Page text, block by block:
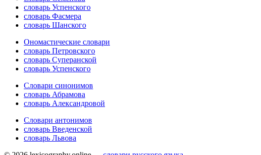
словарь Успенского
словарь Фасмера
словарь Шанского
Ономастические словари
словарь Петровского
словарь Суперанской
словарь Успенского
Словари синонимов
словарь Абрамова
словарь Александровой
Словари антонимов
словарь Введенской
словарь Львова